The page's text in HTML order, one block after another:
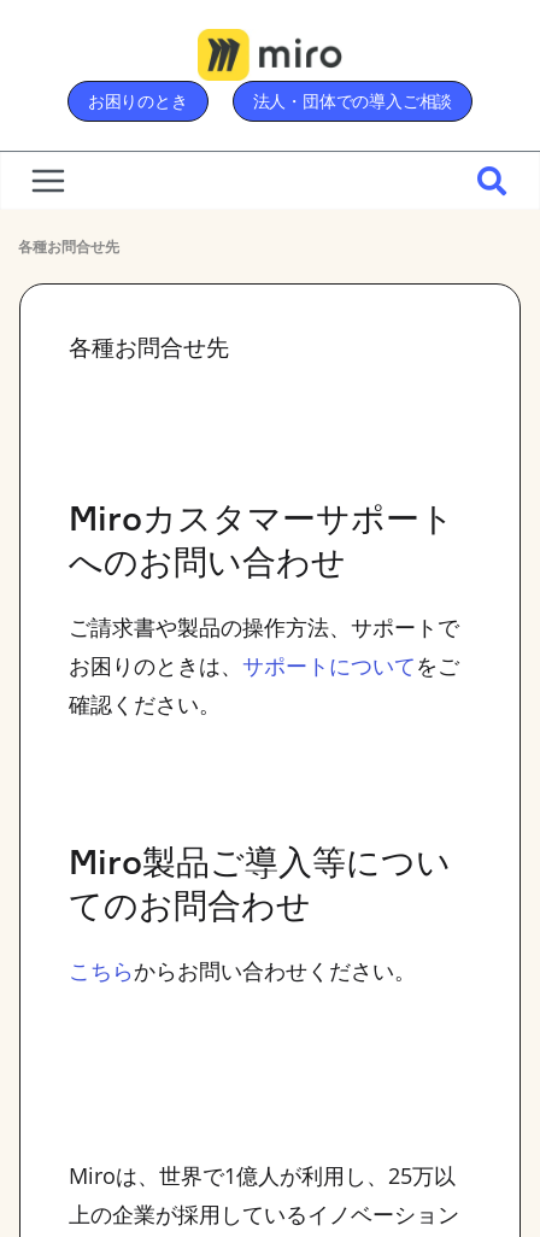
content
お困りのとき 法人・団体での導入ご相談
各種お問合せ先
各種お問合せ先
Miroカスタマーサポート
へのお問い合わせ
ご請求書や製品の操作方法、サポートで
お困りのときは、 サポートについてをご
確認ください。
Miro製品ご導入等につい
てのお問合わせ
こちらからお問い合わせください。
Miroは、世界で1億人が利用し、25万以
上の企業が採用しているイノベーション